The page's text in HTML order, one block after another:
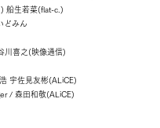
船生若菜(flat-c.)
どみん
川喜之(映像通信)
宇佐見友彬(ALiCE)
/ 森田和敬(ALiCE)